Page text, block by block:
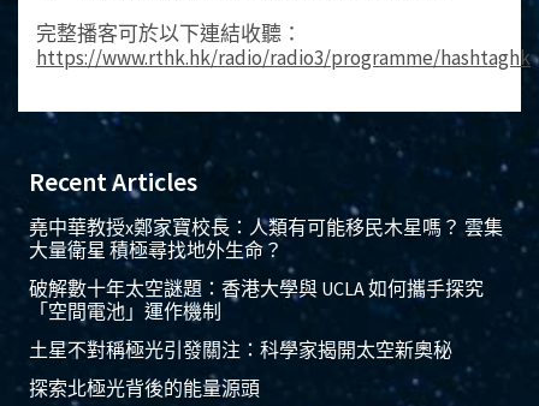
完整播客可於以下連結收聽：
https://www.rthk.hk/radio/radio3/programme/hashtaghk
Recent Articles
堯中華教授x鄭家寶校長：人類有可能移民木星嗎？ 雲集
大量衛星 積極尋找地外生命？
破解數十年太空謎題：香港大學與 UCLA 如何攜手探究
「空間電池」運作機制
土星不對稱極光引發關注：科學家揭開太空新奧秘
探索北極光背後的能量源頭